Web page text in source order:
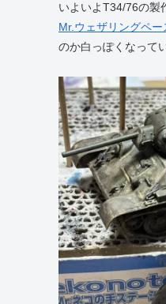
いよいよT34/76の製
Mr.ウェザリングペ
のか白っぽくなって